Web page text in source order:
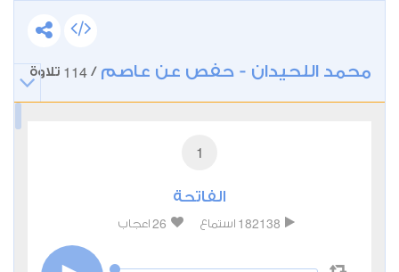
محمد اللحيدان - حفص عن عاصم /
114 تلاوة
1
الفاتحة
182138 استماع 26 اعجاب